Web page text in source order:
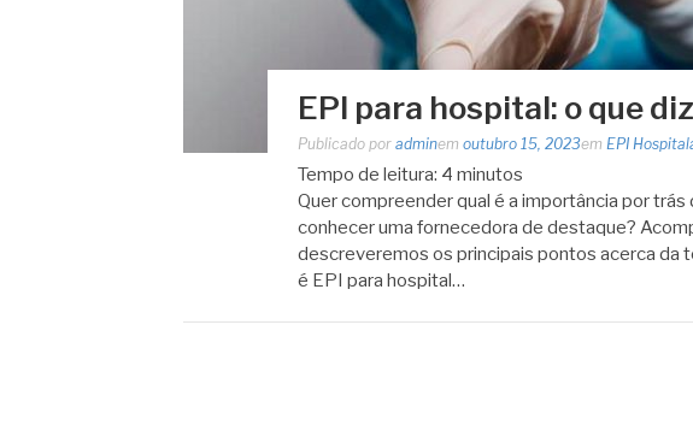
EPI para hospital: o que
Publicado por adminem outubro 15, 2023em EPI
Tempo de leitura: 4 minutos
Quer compreender qual é a importância por
conhecer uma fornecedora de destaque?
descreveremos os principais pontos acerca da
é EPI para hospital…